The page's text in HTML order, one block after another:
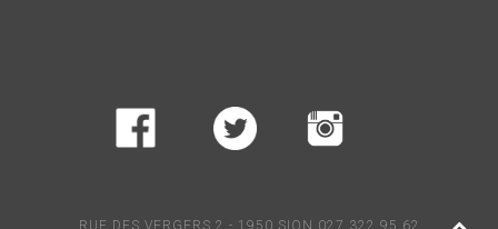
RUE DES VERGERS 2 - 1950 SION 027 322 95 62